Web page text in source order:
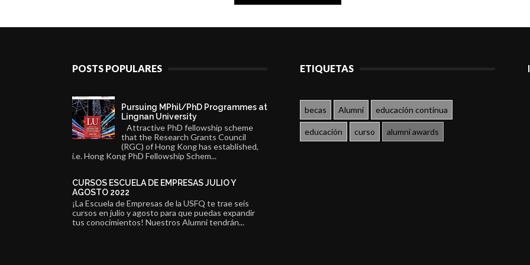
POSTS POPULARES
Pursuing MPhil/PhD Programmes at
Lingnan University
Attractive PhD fellowship scheme
that the Research Grants Council
(RGC) of Hong Kong has established,
i.e. Hong Kong PhD Fellowship Schem...
CURSOS ESCUELA DE EMPRESAS JULIO Y
AGOSTO 2022
¡La Escuela de Empresas de la USFQ te trae seis
cursos en julio y agosto para que puedas expandir
tus conocimientos! Nuestros Alumni tendrán...
ETIQUETAS
becas Alumni educación continua
educación curso alumni awards